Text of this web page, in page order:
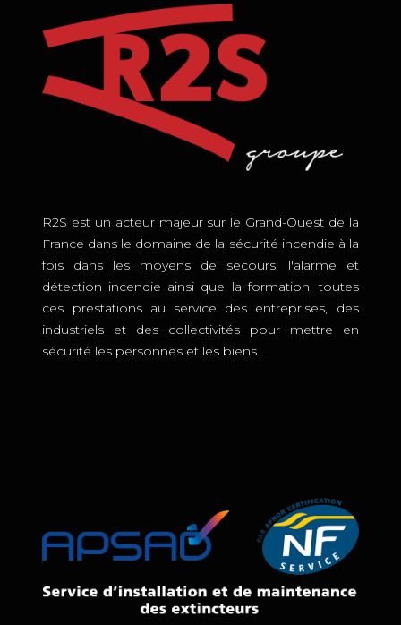
R2S est un acteur majeur sur le Grand-Ouest de la
France dans le domaine de la sécurité incendie à la
fois dans les moyens de secours, l'alarme et
détection incendie ainsi que la formation, toutes
ces prestations au service des entreprises, des
industriels et des collectivités pour mettre en
sécurité les personnes et les biens.